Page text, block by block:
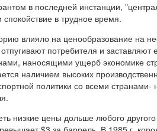
в последней инстанции,
в трудное время.
влияло на ценообразование на
потребителя и заставляют
наносящими ущерб экономике
наличием высоких
политики со всеми
низкие цены дольше любого